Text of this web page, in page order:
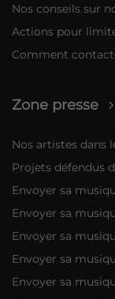
Nos conseils sur
Actions pour
Comment
Zone presse
Nos artistes dans
Projets défendus
Envoyer sa
Envoyer sa
Envoyer sa
Envoyer sa
Envoyer sa